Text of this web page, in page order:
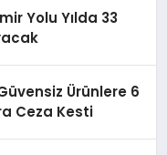
Yolu Yılda 33
Ürünlere 6
Ceza Kesti